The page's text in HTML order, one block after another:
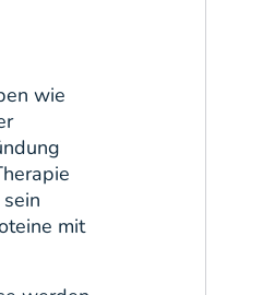
wie
mit